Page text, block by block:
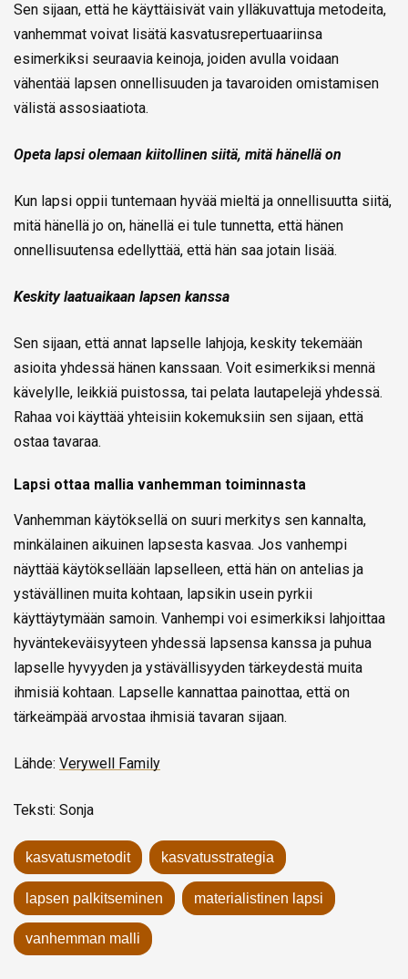
Sen sijaan, että he käyttäisivät vain ylläkuvattuja metodeita,
vanhemmat voivat lisätä kasvatusrepertuaariinsa
esimerkiksi seuraavia keinoja, joiden avulla voidaan
vähentää lapsen onnellisuuden ja tavaroiden omistamisen
välistä assosiaatiota.
Opeta lapsi olemaan kiitollinen siitä, mitä hänellä on
Kun lapsi oppii tuntemaan hyvää mieltä ja onnellisuutta siitä,
mitä hänellä jo on, hänellä ei tule tunnetta, että hänen
onnellisuutensa edellyttää, että hän saa jotain lisää.
Keskity laatuaikaan lapsen kanssa
Sen sijaan, että annat lapselle lahjoja, keskity tekemään
asioita yhdessä hänen kanssaan. Voit esimerkiksi mennä
kävelylle, leikkiä puistossa, tai pelata lautapelejä yhdessä.
Rahaa voi käyttää yhteisiin kokemuksiin sen sijaan, että
ostaa tavaraa.
Lapsi ottaa mallia vanhemman toiminnasta
Vanhemman käytöksellä on suuri merkitys sen kannalta,
minkälainen aikuinen lapsesta kasvaa. Jos vanhempi
näyttää käytöksellään lapselleen, että hän on antelias ja
ystävällinen muita kohtaan, lapsikin usein pyrkii
käyttäytymään samoin. Vanhempi voi esimerkiksi lahjoittaa
hyväntekeväisyyteen yhdessä lapsensa kanssa ja puhua
lapselle hyvyyden ja ystävällisyyden tärkeydestä muita
ihmisiä kohtaan. Lapselle kannattaa painottaa, että on
tärkeämpää arvostaa ihmisiä tavaran sijaan.
Lähde: Verywell Family
Teksti: Sonja
kasvatusmetodit kasvatusstrategia
lapsen palkitseminen materialistinen lapsi
vanhemman malli